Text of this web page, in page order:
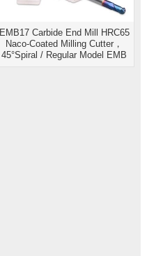
EMB17 Carbide End Mill HRC65
Naco-Coated Milling Cutter，
45°Spiral / Regular Model EMB